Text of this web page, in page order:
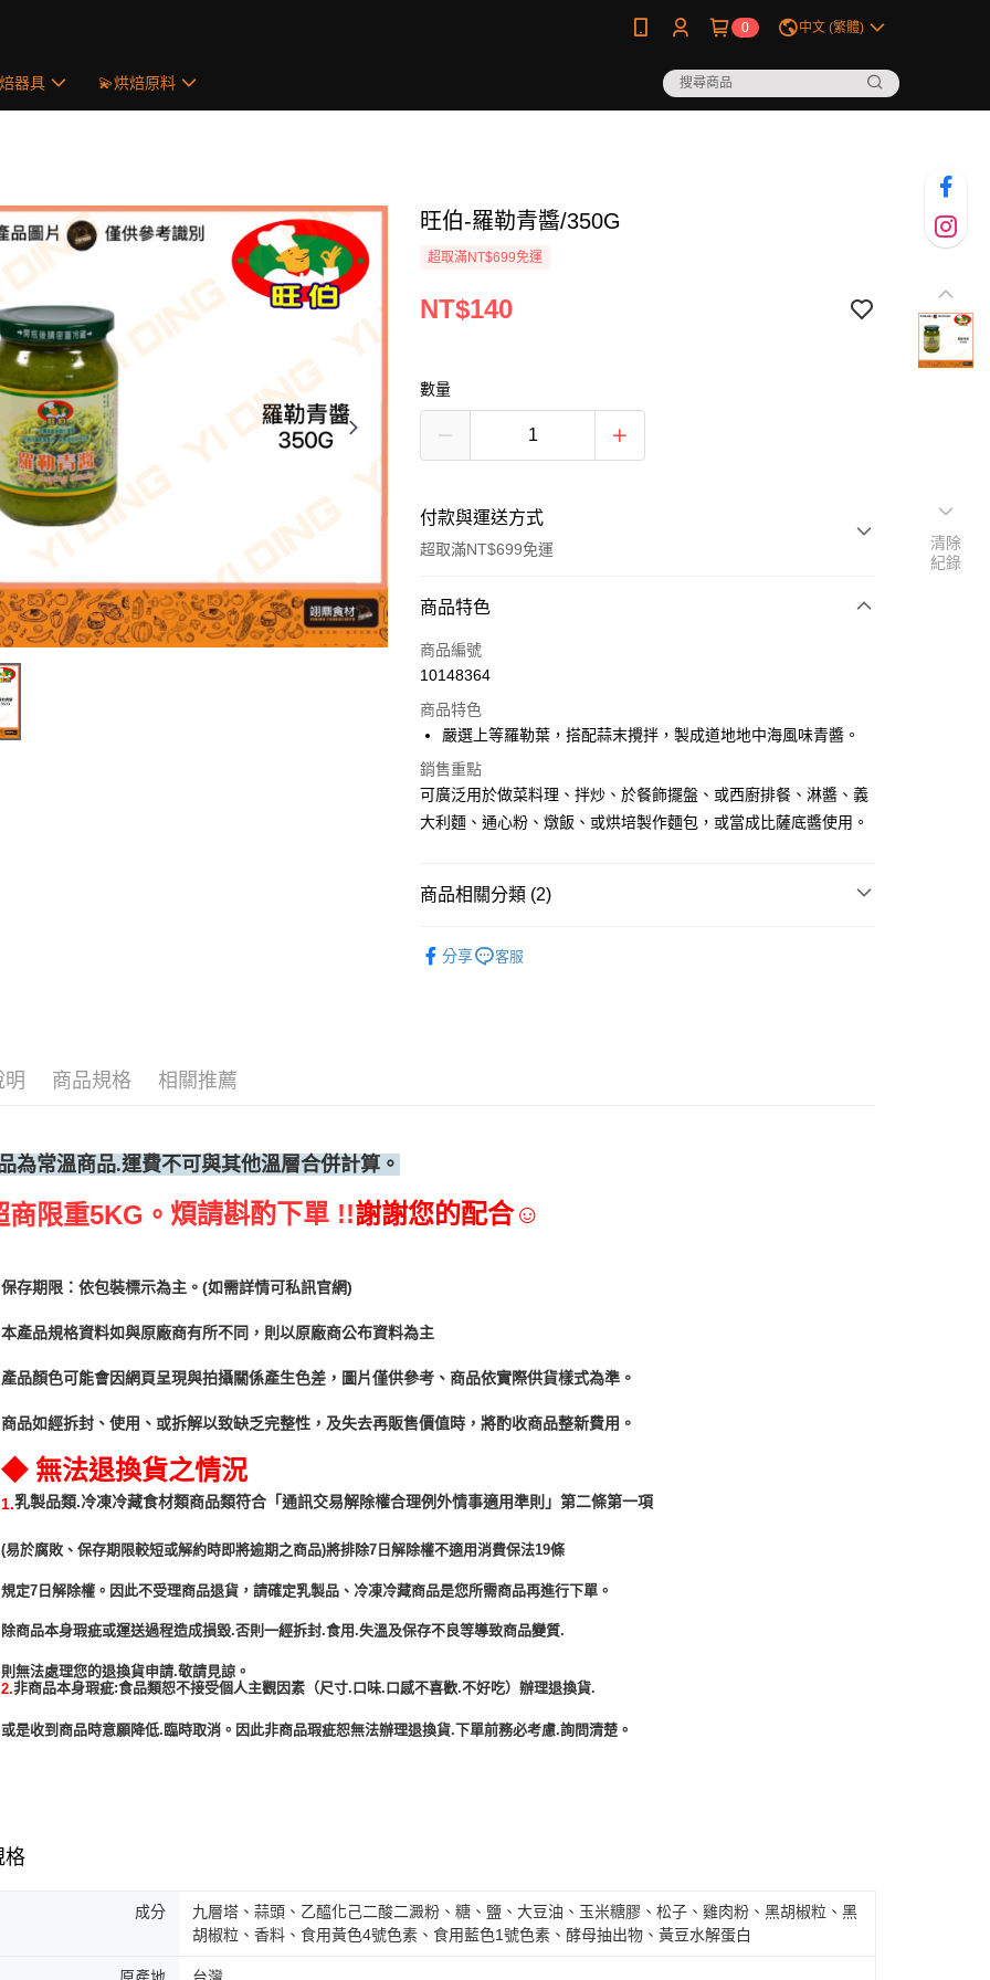
0 中文 (繁體)
器具 💫烘焙原料
旺伯-羅勒青醬/350G
超取滿NT$699免運
NT$140
數量
付款與運送方式
超取滿NT$699免運
付款方式
信用卡一次付款
運送方式
• 付款後全家取貨
每筆NT$60，滿NT$699(含以上)免運費
每筆NT$60，滿NT$699(含以上)免運費
每筆NT$250
商品特色
商品編號
10148364
商品特色
嚴選上等羅勒葉，搭配蒜末攪拌，製成道地地中海風味青醬。
銷售重點
可廣泛用於做菜料理、拌炒、於餐飾擺盤、或西廚排餐、淋醬、義
大利麵、通心粉、燉飯、或烘培製作麵包，或當成比薩底醬使用。
商品相關分類 (2)
分享 客服
明 商品規格 相關推薦
為常溫商品.運費不可與其他溫層合併計算。
商限重5KG。 煩請斟酌下單 !!謝謝您的配合☺
保存期限：依包裝標示為主。(如需詳情可私訊官網)
本產品規格資料如與原廠商有所不同，則以原廠商公布資料為主
產品顏色可能會因網頁呈現與拍攝關係產生色差，圖片僅供參考、商品依實際供貨樣式為準。
商品如經拆封、使用、或拆解以致缺乏完整性，及失去再販售價值時，將酌收商品整﻿新費用。
◆ 無法退換貨之情況
1.乳製品類.冷凍冷藏食材類商品類符合 「通訊交易解除權合理例外情事適用準則」第二條第一項
(易於腐敗、保存期限較短或解約時即將逾期之商品)將排除7日解除權不適用消費保法19條
規定7日解除權。因此不受理商品退貨，請確定乳製品、冷凍冷藏商品是您所需商品再進行下單。
除商品本身瑕疵或運送過程造成損毀.否則一經拆封.食用.失溫及保存不良等導致商品變質.
2.非商品本身瑕疵:食品類恕不接受個人主觀因素（尺寸.口味.口感不喜歡.不好吃）辦理退換貨.
或是收到商品時意願降低.臨時取消。因此非商品瑕疵恕無法辦理退換貨.下單前務必考慮.詢問清楚。
格
成分
九層塔、蒜頭、乙醯化己二酸二澱粉、糖、鹽、大豆油、玉米糖膠、松子、雞肉粉、黑胡椒粒、黑
胡椒粒、香料、食用黃色4號色素、食用藍色1號色素、酵母抽出物、黃豆水解蛋白
清除
紀錄